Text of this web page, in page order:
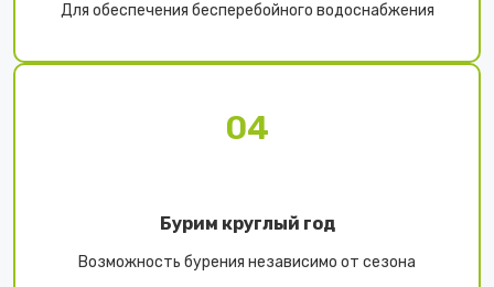
Для обеспечения бесперебойного водоснабжения
04
Бурим круглый год
Возможность бурения независимо от сезона